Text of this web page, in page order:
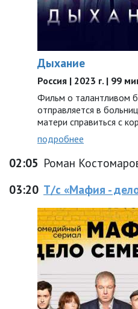
Дыхание
Россия | 2023 г. | 99
Фильм о талантливом
отправляется в
матери справиться с
подробнее
02:05 Роман
03:20 Т/с «Мафия -